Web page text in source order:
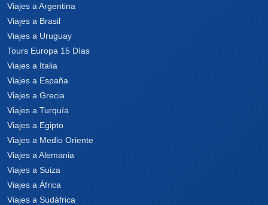
Viajes a Argentina
Viajes a Brasil
Viajes a Uruguay
Tours Europa 15 Días
Viajes a Italia
Viajes a España
Viajes a Grecia
Viajes a Turquía
Viajes a Egipto
Viajes a Medio Oriente
Viajes a Alemania
Viajes a Suiza
Viajes a África
Viajes a Sudáfrica